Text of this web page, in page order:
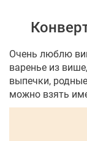
Очень люблю
варенье из
выпечки,
можно взять